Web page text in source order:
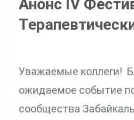
Анонс IV
Уважаемые коллеги!
ожидаемое событие
сообщества